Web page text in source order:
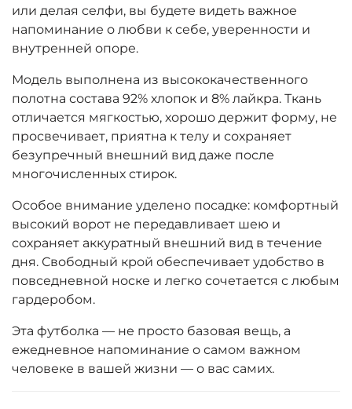
или делая селфи, вы будете видеть важное
напоминание о любви к себе, уверенности и
внутренней опоре.
Модель выполнена из высококачественного
полотна состава 92% хлопок и 8% лайкра. Ткань
отличается мягкостью, хорошо держит форму, не
просвечивает, приятна к телу и сохраняет
безупречный внешний вид даже после
многочисленных стирок.
Особое внимание уделено посадке: комфортный
высокий ворот не передавливает шею и
сохраняет аккуратный внешний вид в течение
дня. Свободный крой обеспечивает удобство в
повседневной носке и легко сочетается с любым
гардеробом.
Эта футболка — не просто базовая вещь, а
ежедневное напоминание о самом важном
человеке в вашей жизни — о вас самих.